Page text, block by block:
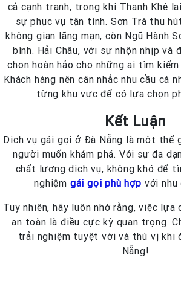
cả cạnh tranh, trong khi Thanh Khê
sự phục vụ tận tình. Sơn Trà thu
không gian lãng mạn, còn Ngũ Hành
bình. Hải Châu, với sự nhộn nhịp và
chọn hoàn hảo cho những ai tìm
Khách hàng nên cân nhắc nhu cầu cá
từng khu vực để có lựa chọn
Kết Luận
Dịch vụ gái gọi ở Đà Nẵng là một thế
người muốn khám phá. Với sự đa
chất lượng dịch vụ, không khó để
nghiệm gái gọi phù hợp với nhu
Tuy nhiên, hãy luôn nhớ rằng, việc
an toàn là điều cực kỳ quan trọng.
trải nghiệm tuyệt vời và thú vị khi
Nẵng!